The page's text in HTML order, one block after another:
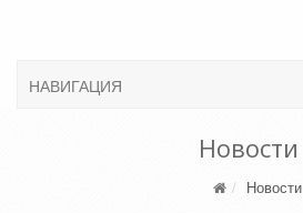
НАВИГАЦИЯ
Новости
Новости